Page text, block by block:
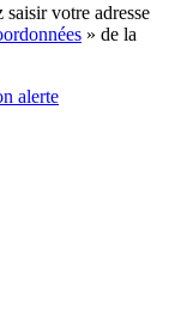
votre adresse
» de la
alerte